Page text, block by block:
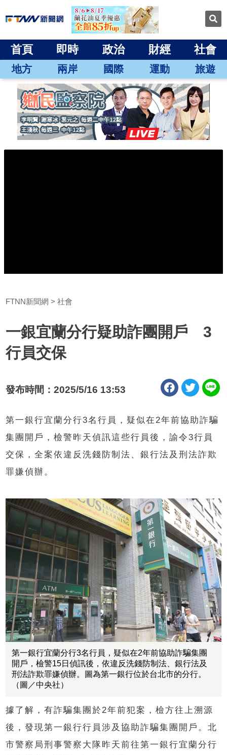
首頁 即時 政治 財經 社會
地方 兩岸 國際 運動 旅遊
FTNN新聞網 社會
一銀宜蘭分行疑助詐團開戶 3
行員交保
發布時間：2025/5/16 13:53
第一銀行宜蘭分行3名行員，疑似在2年前協助詐騙
集團開戶，檢警昨天偵訊這些行員後，諭令3行員
交保，全案依違反洗錢防制法、銀行法及刑法詐欺
罪嫌偵辦。
第一銀行宜蘭分行3名行員，疑似在2年前協助詐騙集團
開戶，檢警15日偵訊後，依違反洗錢防制法、銀行法及
刑法詐欺罪嫌偵辦。圖為第一銀行位於台北市的分行。
（圖／中央社）
據了解，有詐騙集團於2年前犯案，檢方往上溯源
後，發現第一銀行行員涉及協助詐騙集團開戶。北
市警察局刑事警察大隊昨天前往第一銀行宜蘭分行